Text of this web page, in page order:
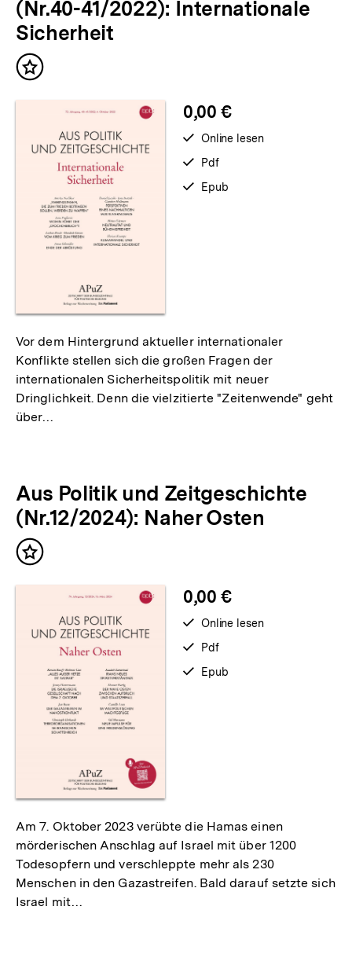
(Nr.40-41/2022): Internationale
Sicherheit
Inhalt
0,00 €
verfügbar
Online lesen
verfügbar
Pdf
verfügbar
Epub
Vor dem Hintergrund aktueller internationaler
Konflikte stellen sich die großen Fragen der
internationalen Sicherheitspolitik mit neuer
Dringlichkeit. Denn die vielzitierte "Zeitenwende" geht
über…
Aus Politik und Zeitgeschichte
(Nr.12/2024): Naher Osten
Inhalt
0,00 €
verfügbar
zum
Online lesen
verfügbar
als
Pdf
verfügbar
Epub
Am 7. Oktober 2023 verübte die Hamas einen
mörderischen Anschlag auf Israel mit über 1200
Todesopfern und verschleppte mehr als 230
Menschen in den Gazastreifen. Bald darauf setzte sich
Israel mit…